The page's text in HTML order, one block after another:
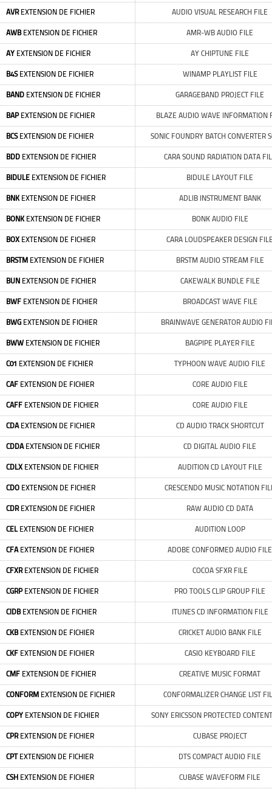
AVREXTENSION DE FICHIER AUDIO VISUAL RESEARCH FILE
AWBEXTENSION DE FICHIER AMR-WB AUDIO FILE
AY EXTENSION DE FICHIER AY CHIPTUNE FILE
B4SEXTENSION DE FICHIER WINAMP PLAYLIST FILE
BAND EXTENSION DE FICHIER GARAGEBAND PROJECT FILE
BAPEXTENSION DE FICHIER BLAZE AUDIO WAVE INFORMATION
BCSEXTENSION DE FICHIER SONIC FOUNDRY BATCH CONVERTER
BDD EXTENSION DE FICHIER CARA SOUND RADIATION DATA
BIDULE EXTENSION DE FICHIER BIDULE LAYOUT FILE
BNKEXTENSION DE FICHIER ADLIB INSTRUMENT BANK
BONKEXTENSION DE FICHIER BONK AUDIO FILE
BOXEXTENSION DE FICHIER CARA LOUDSPEAKER DESIGN
BRSTM EXTENSION DE FICHIER BRSTM AUDIO STREAM FILE
BUN EXTENSION DE FICHIER CAKEWALK BUNDLE FILE
BWF EXTENSION DE FICHIER BROADCAST WAVE FILE
BWG EXTENSION DE FICHIER BRAINWAVE GENERATOR AUDIO
BWW EXTENSION DE FICHIER BAGPIPE PLAYER FILE
C01 EXTENSION DE FICHIER TYPHOON WAVE AUDIO FILE
CAF EXTENSION DE FICHIER CORE AUDIO FILE
CAFF EXTENSION DE FICHIER CORE AUDIO FILE
CDAEXTENSION DE FICHIER CD AUDIO TRACK SHORTCUT
CDDAEXTENSION DE FICHIER CD DIGITAL AUDIO FILE
CDLXEXTENSION DE FICHIER AUDITION CD LAYOUT FILE
CDO EXTENSION DE FICHIER CRESCENDO MUSIC NOTATION
CDREXTENSION DE FICHIER RAW AUDIO CD DATA
CELEXTENSION DE FICHIER AUDITION LOOP
CFAEXTENSION DE FICHIER ADOBE CONFORMED AUDIO FILE
CFXREXTENSION DE FICHIER COCOA SFXR FILE
CGRPEXTENSION DE FICHIER PRO TOOLS CLIP GROUP FILE
CIDBEXTENSION DE FICHIER ITUNES CD INFORMATION FILE
CKBEXTENSION DE FICHIER CRICKET AUDIO BANK FILE
CKF EXTENSION DE FICHIER CASIO KEYBOARD FILE
CMF EXTENSION DE FICHIER CREATIVE MUSIC FORMAT
CONFORM EXTENSION DE FICHIER CONFORMALIZER CHANGE LIST
COPY EXTENSION DE FICHIER SONY ERICSSON PROTECTED
CPREXTENSION DE FICHIER CUBASE PROJECT
CPTEXTENSION DE FICHIER DTS COMPACT AUDIO FILE
CSH EXTENSION DE FICHIER CUBASE WAVEFORM FILE